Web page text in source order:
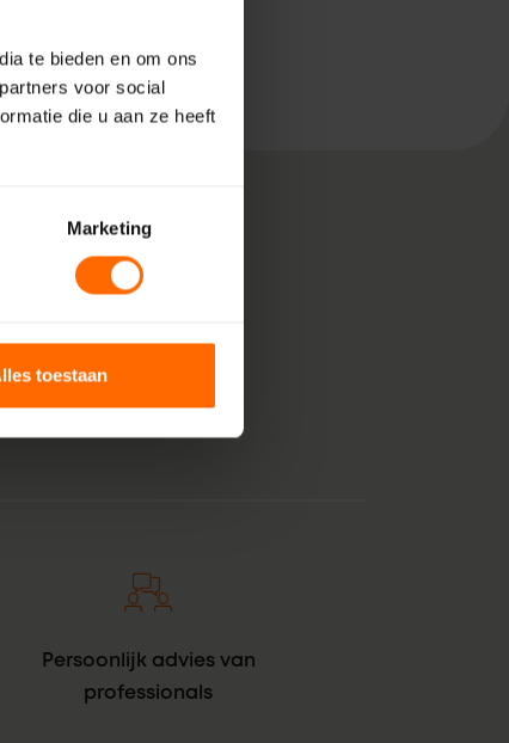
te bieden en om ons
voor social
die u aan ze heeft
Marketing
toestaan
uit pure
kozijnen
tintje. En zie
Persoonlijk advies van
professionals